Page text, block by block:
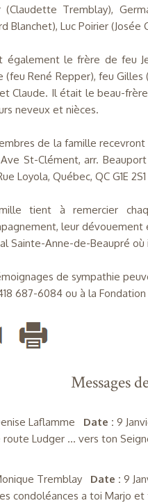
(Claudette Tremblay),
Blanchet), Luc Poirier
également le frère de feu
(feu René Repper), feu
Claude. Il était le beau-
neveux et nièces.
de la famille recevront
St-Clément, arr. Beauport
Loyola, Québec, QC G1E 2S1
tient à remercier
leur
Sainte-Anne-de-Beaupré
de sympathie
687-6084 ou à la
Messages
Laflamme Date : 9
route Ludger … vers ton
Tremblay Date : 9
condoléances a toi Marjo